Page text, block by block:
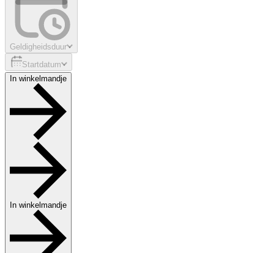
Geldigheidsduur
Startdatum
In winkelmandje
In winkelmandje